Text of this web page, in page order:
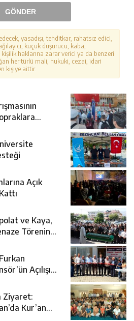
GÖNDER
yasadışı, tehditkar, rahatsız edici,
küçük düşürücü, kaba,
haklarına zarar verici ya da benzeri
her türlü mali, hukuki, cezai, idari
kişiye aittir.
Açık
ve Kaya,
Törenine
Açılışına
Ziyaret:
Kur’an